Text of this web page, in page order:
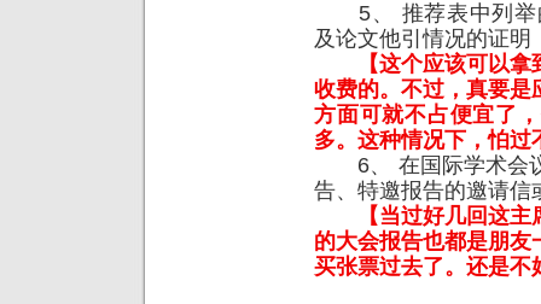
5、 推荐表中列举
及论文他引情况的证明
【这个应该可以
收费的。不过，真要是
方面可就不占便宜了
多。这种情况下，怕过
6、 在国际学术会议
告、特邀报告的邀请信
【当过好几回这
的大会报告也都是朋
买张票过去了。还是不